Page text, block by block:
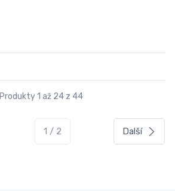
Produkty 1 až 24 z 44
1 / 2 Další